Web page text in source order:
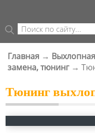
ФОРМА ПОИСКА
Поиск
ВЫ ЗДЕСЬ
Главная →
замена, тюнинг →
Тюнинг